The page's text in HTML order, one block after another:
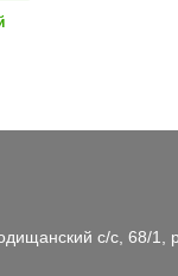
с/с, 68/1,